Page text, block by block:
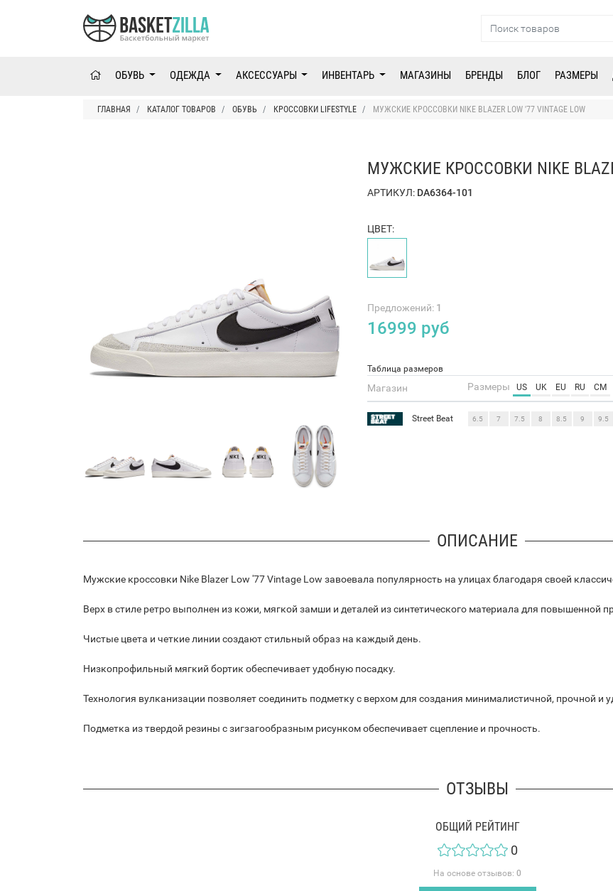
ОБУВЬ ОДЕЖДА АКСЕССУАРЫ ИНВЕНТАРЬ МАГАЗИНЫ БРЕНДЫ БЛОГ РАЗМЕРЫ
ГЛАВНАЯ КАТАЛОГ ТОВАРОВ ОБУВЬ КРОССОВКИ LIFESTYLE МУЖСКИЕ КРОССОВКИ NIKE BLAZER LOW '77 VINTAGE LOW
МУЖСКИЕ КРОССОВКИ NIKE
АРТИКУЛ: DA6364-101
ЦВЕТ:
Предложений: 1
16999 руб
Таблица размеров
Магазин Размеры US UK EU RU CM
Street Beat 6.5 7 7.5 8 8.5 9 9.5
ОПИСАНИЕ
Мужские кроссовки Nike Blazer Low '77 Vintage Low завоевала популярность на улицах благодаря своей
Верх в стиле ретро выполнен из кожи, мягкой замши и деталей из синтетического материала для повышенной
Чистые цвета и четкие линии создают стильный образ на каждый день.
Низкопрофильный мягкий бортик обеспечивает удобную посадку.
Технология вулканизации позволяет соединить подметку с верхом для создания минималистичной, прочной и
Подметка из твердой резины с зигзагообразным рисунком обеспечивает сцепление и прочность.
ОТЗЫВЫ
ОБЩИЙ РЕЙТИНГ
0
На основе отзывов: 0